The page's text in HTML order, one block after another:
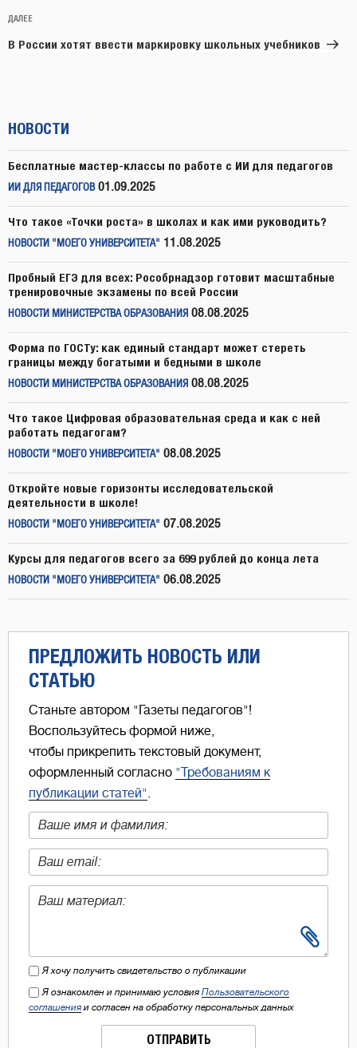
Следующая
запись
ДАЛЕЕ
В России хотят ввести маркировку школьных учебников
НОВОСТИ
Бесплатные мастер-классы по работе с ИИ для педагогов
ИИ ДЛЯ ПЕДАГОГОВ 01.09.2025
Что такое «Точки роста» в школах и как ими руководить?
НОВОСТИ "МОЕГО УНИВЕРСИТЕТА" 11.08.2025
Пробный ЕГЭ для всех: Рособрнадзор готовит масштабные
тренировочные экзамены по всей России
НОВОСТИ МИНИСТЕРСТВА ОБРАЗОВАНИЯ 08.08.2025
Форма по ГОСТу: как единый стандарт может стереть
границы между богатыми и бедными в школе
НОВОСТИ МИНИСТЕРСТВА ОБРАЗОВАНИЯ 08.08.2025
Что такое Цифровая образовательная среда и как с ней
работать педагогам?
НОВОСТИ "МОЕГО УНИВЕРСИТЕТА" 08.08.2025
Откройте новые горизонты исследовательской
деятельности в школе!
НОВОСТИ "МОЕГО УНИВЕРСИТЕТА" 07.08.2025
Курсы для педагогов всего за 699 рублей до конца лета
НОВОСТИ "МОЕГО УНИВЕРСИТЕТА" 06.08.2025
ПРЕДЛОЖИТЬ НОВОСТЬ ИЛИ
СТАТЬЮ
Станьте автором "Газеты педагогов"!
Воспользуйтесь формой ниже,
чтобы прикрепить текстовый документ,
оформленный согласно "Требованиям к
публикации статей"
Я хочу получить свидетельство о публикации
Я ознакомлен и принимаю условия Пользовательского
соглашения и согласен на обработку персональных данных
ОТПРАВИТЬ